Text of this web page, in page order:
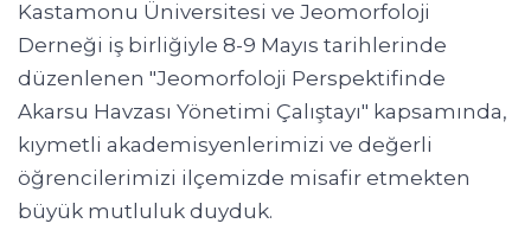
Kastamonu Üniversitesi ve Jeomorfoloji
Derneği iş birliğiyle 8-9 Mayıs tarihlerinde
düzenlenen "Jeomorfoloji Perspektifinde
Akarsu Havzası Yönetimi Çalıştayı" kapsamında,
kıymetli akademisyenlerimizi ve değerli
öğrencilerimizi ilçemizde misafir etmekten
büyük mutluluk duyduk.